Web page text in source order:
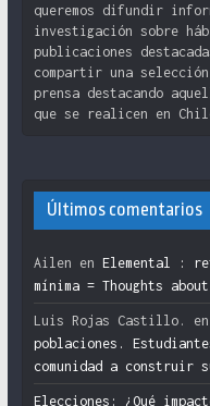
queremos difundir
investigación sobre
publicaciones
compartir una
prensa destacando
que se realicen en
Últimos comentarios
Ailen en Elemental :
mínima = Thoughts
Luis Rojas Castillo. en
poblaciones.
comunidad a construir
Elecciones: ¿Qué